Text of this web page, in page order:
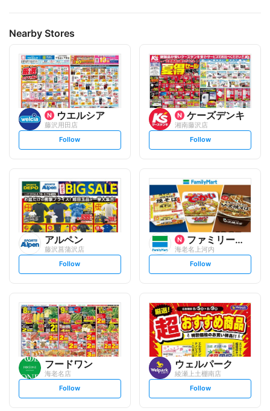
Nearby Stores
ウエルシア
藤沢用田店
s
t
o
w
Follow
ケーズデンキ
湘南藤沢店
s
t
l
o
w
Follow
アルペン
藤沢菖蒲沢店
s
t
l
o
w
Follow
ファミリーマート
海老名上河内
s
t
l
o
w
Follow
フードワン
海老名店
s
t
Follow
ウェルパーク
綾瀬上土棚南店
s
t
Follow